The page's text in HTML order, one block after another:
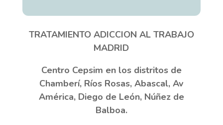
TRATAMIENTO ADICCION AL TRABAJO
MADRID
Centro Cepsim en los distritos de
Chamberí, Ríos Rosas, Abascal, Av
América, Diego de León, Núñez de
Balboa.